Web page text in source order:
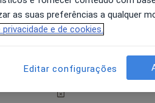
7 Ago 8 Ago
Dom,
as suas preferências a qualquer
e de cookies.
Editar configurações